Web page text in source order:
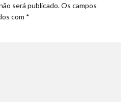
será publicado. Os campos
com *